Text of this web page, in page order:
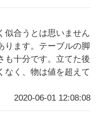
似合うとは思いません
ります。テーブルの脚
も十分です。立てた後
なく、物は値を超えて
2020-06-01 12:08:08